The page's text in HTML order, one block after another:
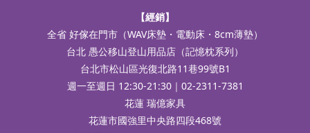
【經銷】
全省 好傢在門市（WAV床墊・電動床・8cm薄墊）
台北 愚公移山登山用品店（記憶枕系列）
台北市松山區光復北路11巷99號B1
週一至週日 12:30-21:30｜02-2311-7381
花蓮 瑞億家具
花蓮市國強里中央路四段468號